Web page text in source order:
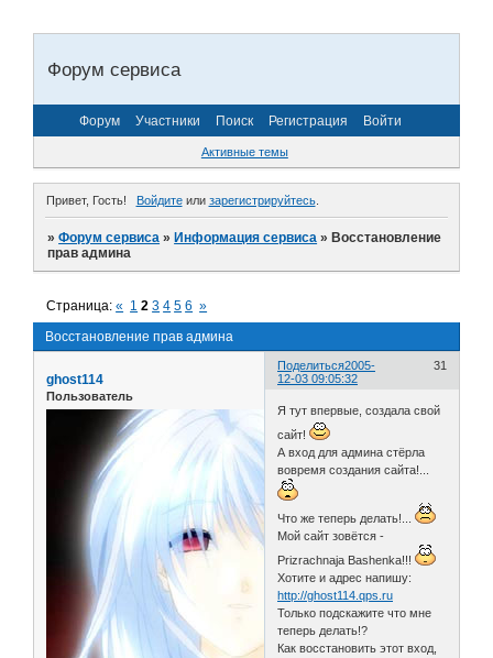
Форум сервиса
Форум Участники Поиск Регистрация Войти
Активные темы
Привет, Гость! Войдитеили зарегистрируйтесь.
»Форум сервиса »Информация сервиса »Восстановление
прав админа
Восстановление прав админа
Страница:« 1 2 3 4 5 6 »
Поделиться 31
2005-
12-03 09:05:32
ghost114
Пользователь
Я тут впервые, создала свой
сайт!
А вход для админа стёрла
вовремя создания сайта!...
Что же теперь делать!...
Мой сайт зовётся -
Prizrachnaja Bashenka!!!
Хотите и адрес напишу:
http://ghost114.qps.ru
Только подскажите что мне
теперь делать!?
Как восстановить этот вход,